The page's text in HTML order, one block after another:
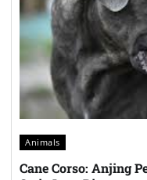
Animals
Cane Corso: Anjing